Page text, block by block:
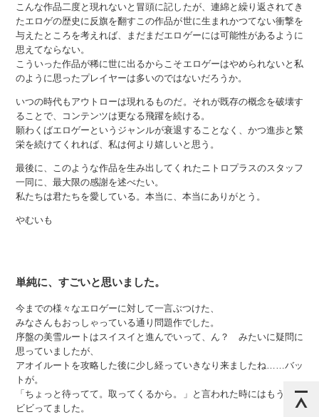
こんな作品二度と現れないと冒頭に記したが、連綿と繰り返されてき
たエロゲの歴史に反旗を翻すこの作品が世に生まれかつてない衝撃を
与えたところを考えれば、まだまだエロゲーには可能性があるように
思えてならない。
こういった作品が稀に世に出るからこそエロゲーはやめられないと私
のように思ったプレイヤーは多いのではないだろうか。
いつの時代もアウトローは現れるものだ。それが既存の概念を破壊す
ることで、コンテンツは更なる飛躍を続ける。
願わくばエロゲーというジャンルが衰退することなく、かつ進歩と繁
栄を続けてくれれば、私は何より嬉しいと思う。
最後に、このような作品を生み出してくれたニトロプラスのスタッフ
一同に、最大限の感謝を述べたい。
私たちは君たちを愛している。本当に、本当にありがとう。
やむいも
単純に、すごいと思いました。
今までの様々なエロゲーに対して一言ぶつけた、
みなさんもおっしゃっている通り問題作でした。
序盤の美雪ルートはスイスイと進んでいって、ん？ みたいに疑問に
思っていましたが、
アオイルートを攻略した後に少し経っていきなり来ましたね……バッ
トが。
「ちょっと待ってて。取ってくるから。」と言われた時にはもう凄く
ビビってました。